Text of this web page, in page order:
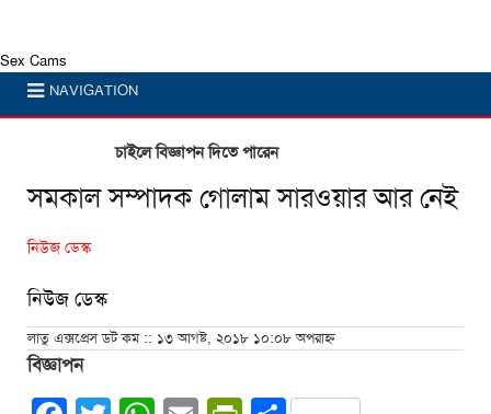
Sex Cams
NAVIGATION
চাইলে বিজ্ঞাপন দিতে পারেন
সমকাল সম্পাদক গোলাম সারওয়ার আর নেই
নিউজ ডেস্ক
নিউজ ডেস্ক
লাতু এক্সপ্রেস ডট কম :: ১৩ আগষ্ট, ২০১৮ ১০:০৮ অপরাহ্ন
বিজ্ঞাপন